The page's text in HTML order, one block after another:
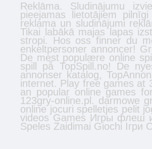
Reklāma. Sludinājumu
pieejamas lietotājiem
reklama un sludinājumi
Tikai labākā majas lapas
stropi. Hos oss finner du
enkeltpersoner annoncer!
De mest populære online
spill på TopSpill.no! De
annonser katalog,
internet. Play free games at
an popular online games
123gry-online.pl. darmowe
online jocuri spelletjes pelit
videos Games Игры флеш
Speles Zaidimai Giochi Ігри